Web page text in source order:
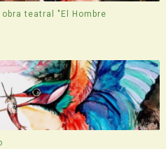
teatral "El Hombre